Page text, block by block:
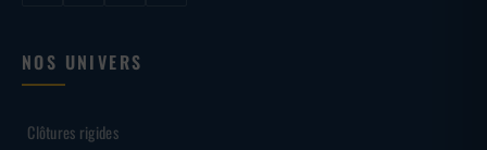
NOS UNIVERS
Clôtures rigides